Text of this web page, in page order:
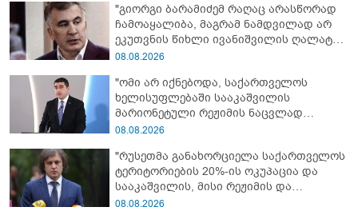
"გიორგი ბარამიძემ რაღაც არასწორად
ჩამოაყალიბა, მაგრამ ნამდვილად არ
ეკუთვნის წიხლი ივანიშვილის ღალატზე
დაფუძნებული დიქტატურის
მსმენია ქართველების მიერ ტყვეების
დახვრეტაზე"
08.08.2026
"ომი არ იქნებოდა, საქართველოს
ხელისუფლებაში სააკაშვილის
მარიონეტული რეჟიმის ნაცვლად
„ქართული ოცნების“ მსგავსი
2008 წლის ომი თუ არ იქნებოდა, დიდი
ალბათობით, არც უკრაინის ომი
იქნებოდა"
08.08.2026
"რუსეთმა განახორციელა საქართველოს
ტერიტორიების 20%-ის ოკუპაცია და
სააკაშვილის, მისი რეჟიმის და
„ნაცმოძრაობის“ ღალატი ვერანაირად
08.08.2026